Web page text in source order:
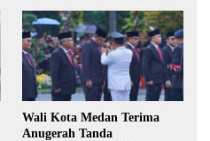
Wali Kota Medan Terima
Anugerah Tanda